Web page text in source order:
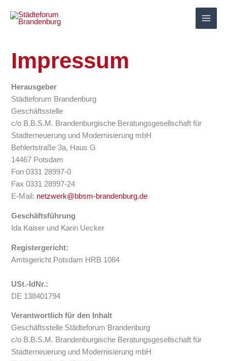
Inhalt
Impressum
Herausgeber
Städteforum Brandenburg
Geschäftsstelle
c/o B.B.S.M. Brandenburgische Beratungsgesellschaft für
Stadterneuerung und Modernisierung mbH
Behlertstraße 3a, Haus G
14467 Potsdam
Fon 0331 28997-0
Fax 0331 28997-24
E-Mail: netzwerk@bbsm-brandenburg.de
Geschäftsführung
Ida Kaiser und Karin Uecker
Registergericht:
Amtsgericht Potsdam HRB 1084
USt.-IdNr.:
DE 138401794
Verantwortlich für den Inhalt
Geschäftsstelle Städteforum Brandenburg
c/o B.B.S.M. Brandenburgische Beratungsgesellschaft für
Stadterneuerung und Modernisierung mbH